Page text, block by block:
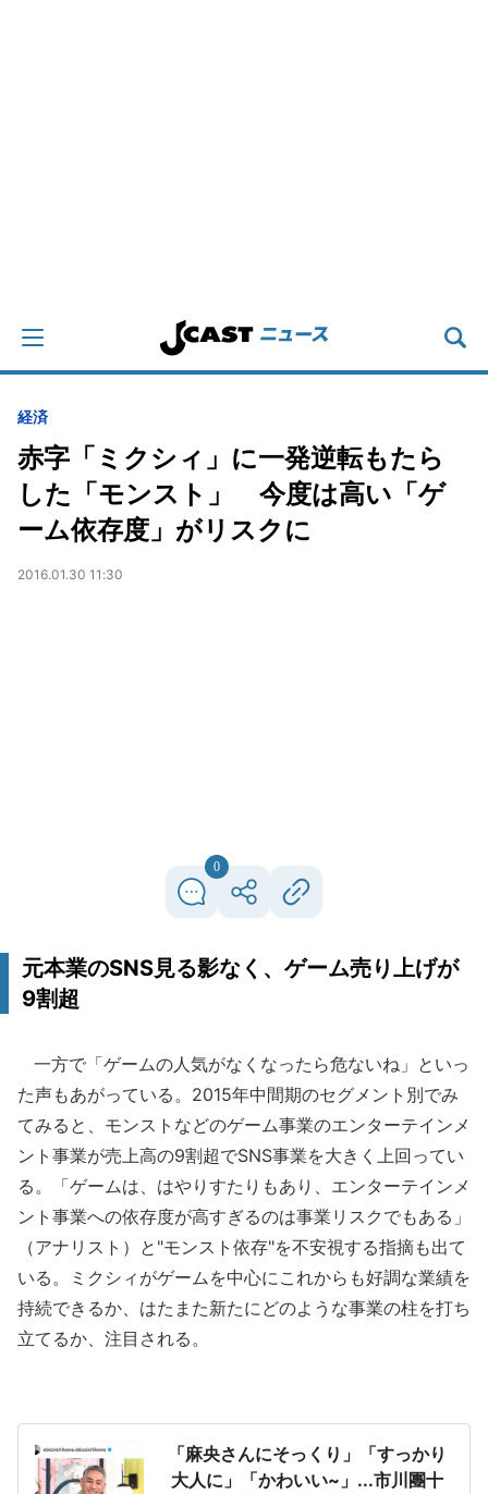
経済
赤字「ミクシィ」に一発逆転もたら
した「モンスト」 今度は高い「ゲ
ーム依存度」がリスクに
2016.01.30 11:30
0
元本業のSNS見る影なく、ゲーム売り上げが
9割超
一方で「ゲームの人気がなくなったら危ないね」といっ
た声もあがっている。2015年中間期のセグメント別でみ
てみると、モンストなどのゲーム事業のエンターテインメ
ント事業が売上高の9割超でSNS事業を大きく上回ってい
る。「ゲームは、はやりすたりもあり、エンターテインメ
ント事業への依存度が高すぎるのは事業リスクでもある」
（アナリスト）と"モンスト依存"を不安視する指摘も出て
いる。ミクシィがゲームを中心にこれからも好調な業績を
持続できるか、はたまた新たにどのような事業の柱を打ち
立てるか、注目される。
「麻央さんにそっくり」「すっかり
大人に」「かわいい~」...市川團十